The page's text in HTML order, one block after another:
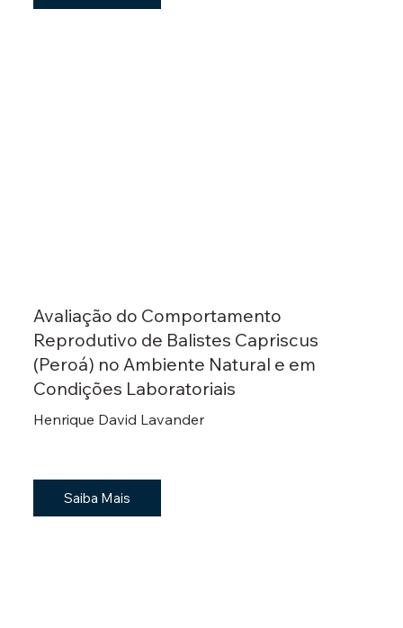
Avaliação do Comportamento
Reprodutivo de Balistes Capriscus
(Peroá) no Ambiente Natural e em
Condições Laboratoriais
Henrique David Lavander
Saiba Mais